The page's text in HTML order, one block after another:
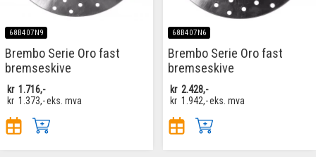
68B407N9
Brembo Serie Oro fast
bremseskive
kr 1.716,-
kr 1.373,-eks. mva
68B407N6
Brembo Serie Oro fast
bremseskive
kr 2.428,-
kr 1.942,-eks. mva